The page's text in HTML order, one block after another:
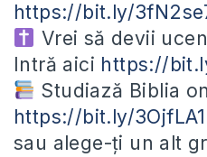
https://bit.ly/
Vrei să devii
Intră aici https://
Studiază Biblia
https://bit.ly/3OjfLA1
sau alege-ți un alt